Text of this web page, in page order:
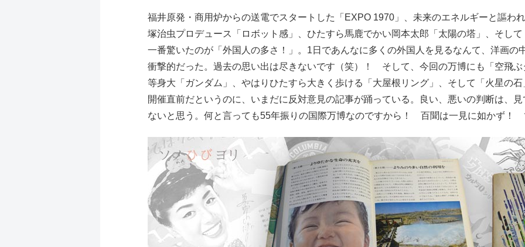
福井原発・商用炉からの送電でスタートした「EXPO 1970」、未来のエネルギーと謳わ
塚治虫プロデュース「ロボット感」、ひたすら馬鹿でかい岡本太郎「太陽の塔」、そし
一番驚いたのが「外国人の多さ！」。1日であんなに多くの外国人を見るなんて、洋画の
衝撃的だった。過去の思い出は尽きないです（笑）！ そして、今回の万博にも「空飛
等身大「ガンダム」、やはりひたすら大きく歩ける「大屋根リング」、そして「火星の
開催直前だというのに、いまだに反対意見の記事が踊っている。良い、悪いの判断は、
ないと思う。何と言っても55年振りの国際万博なのですから！ 百聞は一見に如かず！